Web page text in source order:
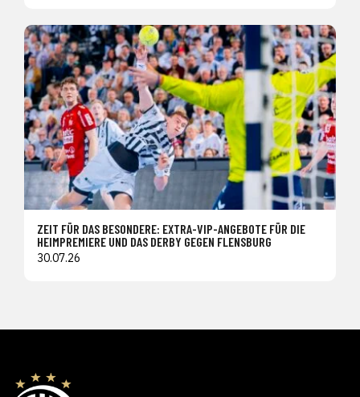
ZEIT FÜR DAS BESONDERE: EXTRA-VIP-ANGEBOTE FÜR DIE
HEIMPREMIERE UND DAS DERBY GEGEN FLENSBURG
30.07.26